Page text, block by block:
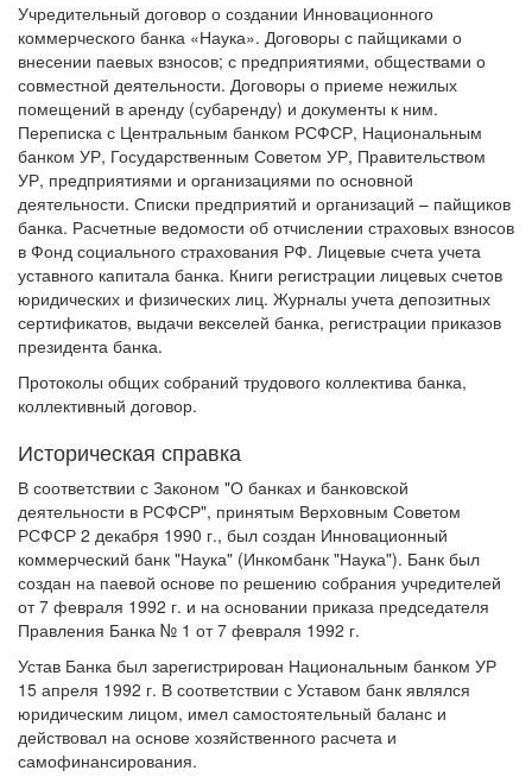
Учредительный договор о создании Инновационного
коммерческого банка «Наука». Договоры с пайщиками о
внесении паевых взносов; с предприятиями, обществами о
совместной деятельности. Договоры о приеме нежилых
помещений в аренду (субаренду) и документы к ним.
Переписка с Центральным банком РСФСР, Национальным
банком УР, Государственным Советом УР, Правительством
УР, предприятиями и организациями по основной
деятельности. Списки предприятий и организаций – пайщиков
банка. Расчетные ведомости об отчислении страховых взносов
в Фонд социального страхования РФ. Лицевые счета учета
уставного капитала банка. Книги регистрации лицевых счетов
юридических и физических лиц. Журналы учета депозитных
сертификатов, выдачи векселей банка, регистрации приказов
президента банка.
Протоколы общих собраний трудового коллектива банка,
коллективный договор.
Историческая справка
В соответствии с Законом "О банках и банковской
деятельности в РСФСР", принятым Верховным Советом
РСФСР 2 декабря 1990 г., был создан Инновационный
коммерческий банк "Наука" (Инкомбанк "Наука"). Банк был
создан на паевой основе по решению собрания учредителей
от 7 февраля 1992 г. и на основании приказа председателя
Правления Банка № 1 от 7 февраля 1992 г.
Устав Банка был зарегистрирован Национальным банком УР
15 апреля 1992 г. В соответствии с Уставом банк являлся
юридическим лицом, имел самостоятельный баланс и
действовал на основе хозяйственного расчета и
самофинансирования.